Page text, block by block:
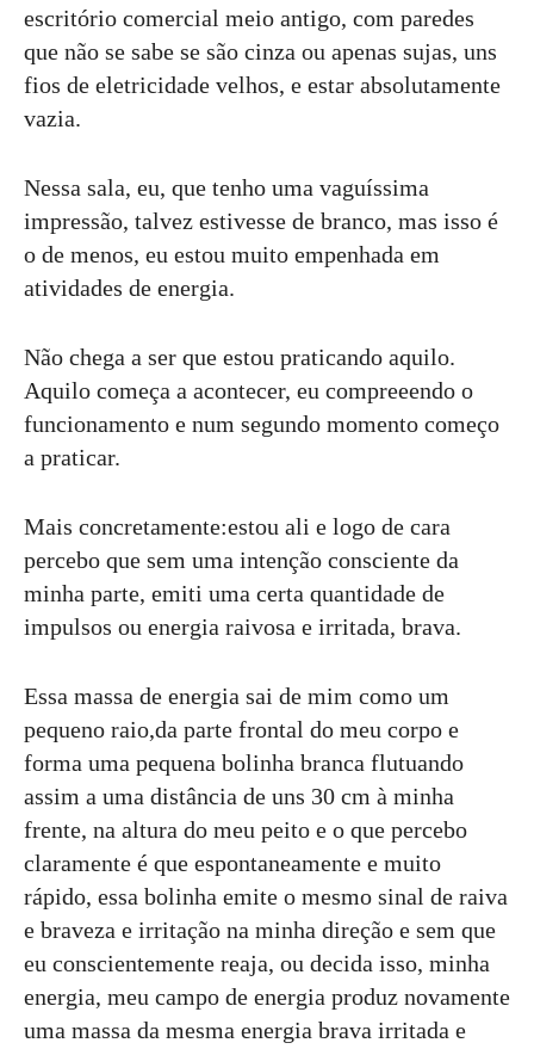
escritório comercial meio antigo, com paredes
que não se sabe se são cinza ou apenas sujas, uns
fios de eletricidade velhos, e estar absolutamente
vazia.
Nessa sala, eu, que tenho uma vaguíssima
impressão, talvez estivesse de branco, mas isso é
o de menos, eu estou muito empenhada em
atividades de energia.
Não chega a ser que estou praticando aquilo.
Aquilo começa a acontecer, eu compreeendo o
funcionamento e num segundo momento começo
a praticar.
Mais concretamente:estou ali e logo de cara
percebo que sem uma intenção consciente da
minha parte, emiti uma certa quantidade de
impulsos ou energia raivosa e irritada, brava.
Essa massa de energia sai de mim como um
pequeno raio,da parte frontal do meu corpo e
forma uma pequena bolinha branca flutuando
assim a uma distância de uns 30 cm à minha
frente, na altura do meu peito e o que percebo
claramente é que espontaneamente e muito
rápido, essa bolinha emite o mesmo sinal de raiva
e braveza e irritação na minha direção e sem que
eu conscientemente reaja, ou decida isso, minha
energia, meu campo de energia produz novamente
uma massa da mesma energia brava irritada e